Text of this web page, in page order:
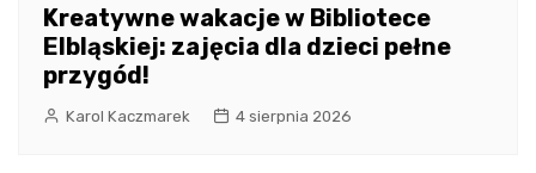
Kreatywne wakacje w Bibliotece
Elbląskiej: zajęcia dla dzieci pełne
przygód!
Karol Kaczmarek 4 sierpnia 2026